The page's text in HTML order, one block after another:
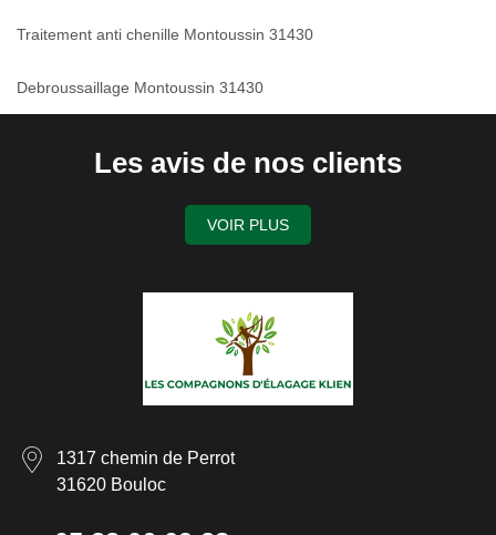
Traitement anti chenille Montoussin 31430
Debroussaillage Montoussin 31430
Les avis de nos clients
VOIR PLUS
1317 chemin de Perrot
31620 Bouloc